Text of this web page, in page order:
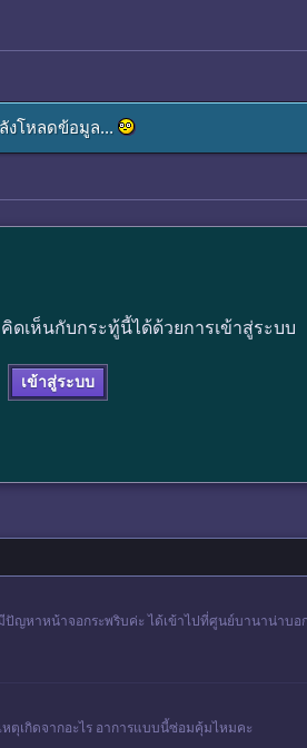
งโหลดข้อมูล...
เห็นกับกระทู้นี้ได้ด้วยการเข้าสู่ระบบ
เข้าสู่ระบบ
ญหาหน้าจอกระพริบค่ะ ได้เข้าไปที่ศูนย์บานาน่าบ
ตุเกิดจากอะไร อาการแบบนี้ซ่อมคุ้มไหมคะ